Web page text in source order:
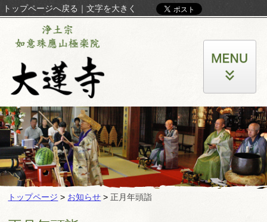
トップページへ戻る ｜ 文字を大きく
トップページ > お知らせ > 正月年頭詣